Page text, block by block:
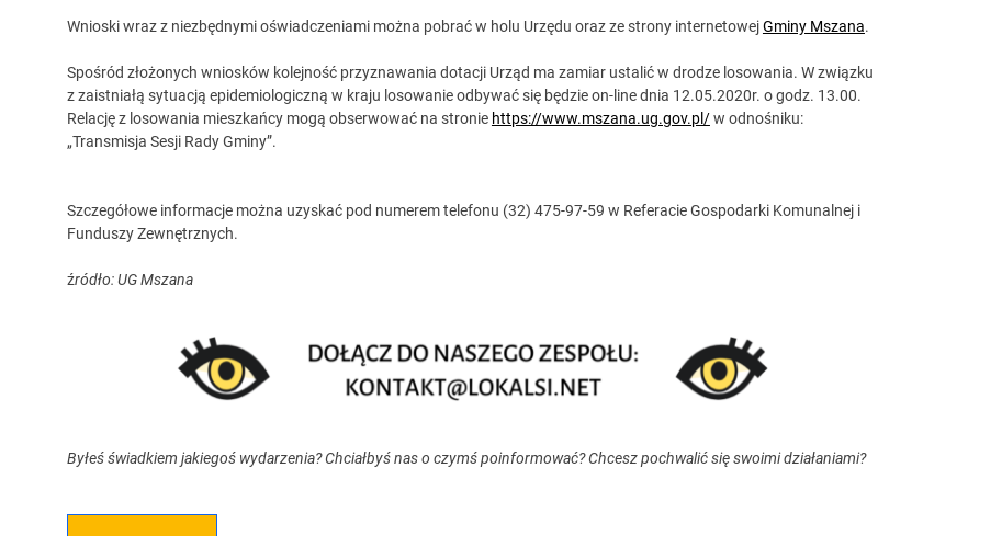
Wnioski wraz z niezbędnymi oświadczeniami można pobrać w holu Urzędu oraz ze strony internetowejGminy Mszana.
Spośród złożonych wniosków kolejność przyznawania dotacji Urząd ma zamiar ustalić w drodze losowania. W związku
z zaistniałą sytuacją epidemiologiczną w kraju losowanie odbywać się będzie on-line dnia 12.05.2020r. o godz. 13.00.
Relację z losowania mieszkańcy mogą obserwować na stronie https://www.mszana.ug.gov.pl/w odnośniku:
„Transmisja Sesji Rady Gminy”.
Szczegółowe informacje można uzyskać pod numerem telefonu (32) 475-97-59 w Referacie Gospodarki Komunalnej i
Funduszy Zewnętrznych.
źródło: UG Mszana
Byłeś świadkiem jakiegoś wydarzenia? Chciałbyś nas o czymś poinformować? Chcesz pochwalić się swoimi działaniami?